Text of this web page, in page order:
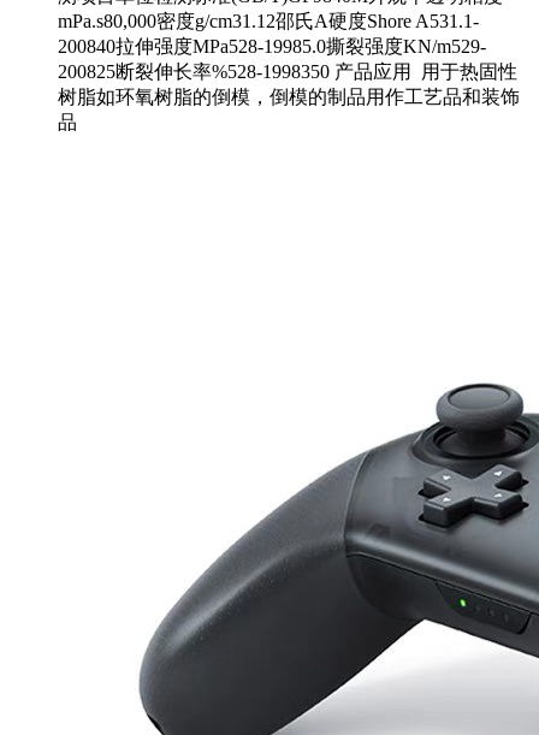
mPa.s80,000密度g/cm31.12邵氏A硬度Shore A531.1-
200840拉伸强度MPa528-19985.0撕裂强度KN/m529-
200825断裂伸长率%528-1998350 产品应用 用于热固性
树脂如环氧树脂的倒模，倒模的制品用作工艺品和装饰
品